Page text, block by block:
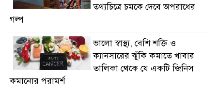
তথ্যচিত্রে চমকে দেবে অপরাধের
গল্প
ভালো স্বাস্থ্য, বেশি শক্তি ও
ক্যানসারের ঝুঁকি কমাতে খাবার
তালিকা থেকে যে একটি জিনিস
কমানোর পরামর্শ